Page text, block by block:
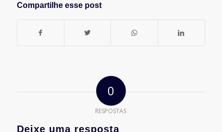
Compartilhe esse post
0
RESPOSTAS
Deixe uma resposta